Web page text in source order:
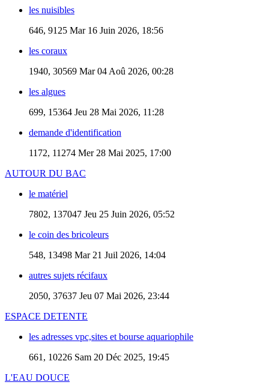
les nuisibles
646, 9125 Mar 16 Juin 2026, 18:56
les coraux
1940, 30569 Mar 04 Aoû 2026, 00:28
les algues
699, 15364 Jeu 28 Mai 2026, 11:28
demande d'identification
1172, 11274 Mer 28 Mai 2025, 17:00
AUTOUR DU BAC
le matériel
7802, 137047 Jeu 25 Juin 2026, 05:52
le coin des bricoleurs
548, 13498 Mar 21 Juil 2026, 14:04
autres sujets récifaux
2050, 37637 Jeu 07 Mai 2026, 23:44
ESPACE DETENTE
les adresses vpc,sites et bourse aquariophile
661, 10226 Sam 20 Déc 2025, 19:45
L'EAU DOUCE